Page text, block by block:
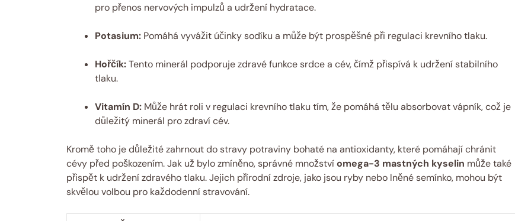
pro přenos nervových impulzů a udržení hydratace.
Potasium: Pomáhá vyvážit účinky sodíku a může být prospěšné při regulaci krevního tlaku.
Hořčík:Tento minerál podporuje zdravé funkce srdce a cév, čímž přispívá k udržení stabilního
tlaku.
Vitamín D: Může hrát roli v regulaci krevního tlaku tím, že pomáhá tělu absorbovat vápník, což je
důležitý minerál pro zdraví cév.
Kromě toho je důležité zahrnout do stravy potraviny bohaté na antioxidanty, které pomáhají chránit
cévy před poškozením. Jak už bylo zmíněno, správné množstvíomega-3 mastných kyselin může také
přispět k udržení zdravého tlaku. Jejich přírodní zdroje, jako jsou ryby nebo lněné semínko, mohou být
skvělou volbou pro každodenní stravování.